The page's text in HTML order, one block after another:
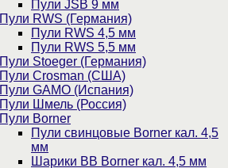
Пули JSB 9 мм
Пули RWS (Германия)
Пули RWS 4,5 мм
Пули RWS 5,5 мм
Пули Stoeger (Германия)
Пули Crosman (США)
Пули GAMO (Испания)
Пули Шмель (Россия)
Пули Borner
Пули свинцовые Borner кал. 4,5
мм
Шарики BB Borner кал. 4,5 мм